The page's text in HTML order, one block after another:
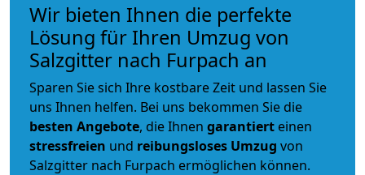
Wir bieten Ihnen die perfekte
Lösung für Ihren Umzug von
Salzgitter nach Furpach an
Sparen Sie sich Ihre kostbare Zeit und lassen Sie
uns Ihnen helfen. Bei uns bekommen Sie die
besten Angebote, die Ihnen garantiert einen
stressfreien und reibungsloses Umzug von
Salzgitter nach Furpach ermöglichen können.